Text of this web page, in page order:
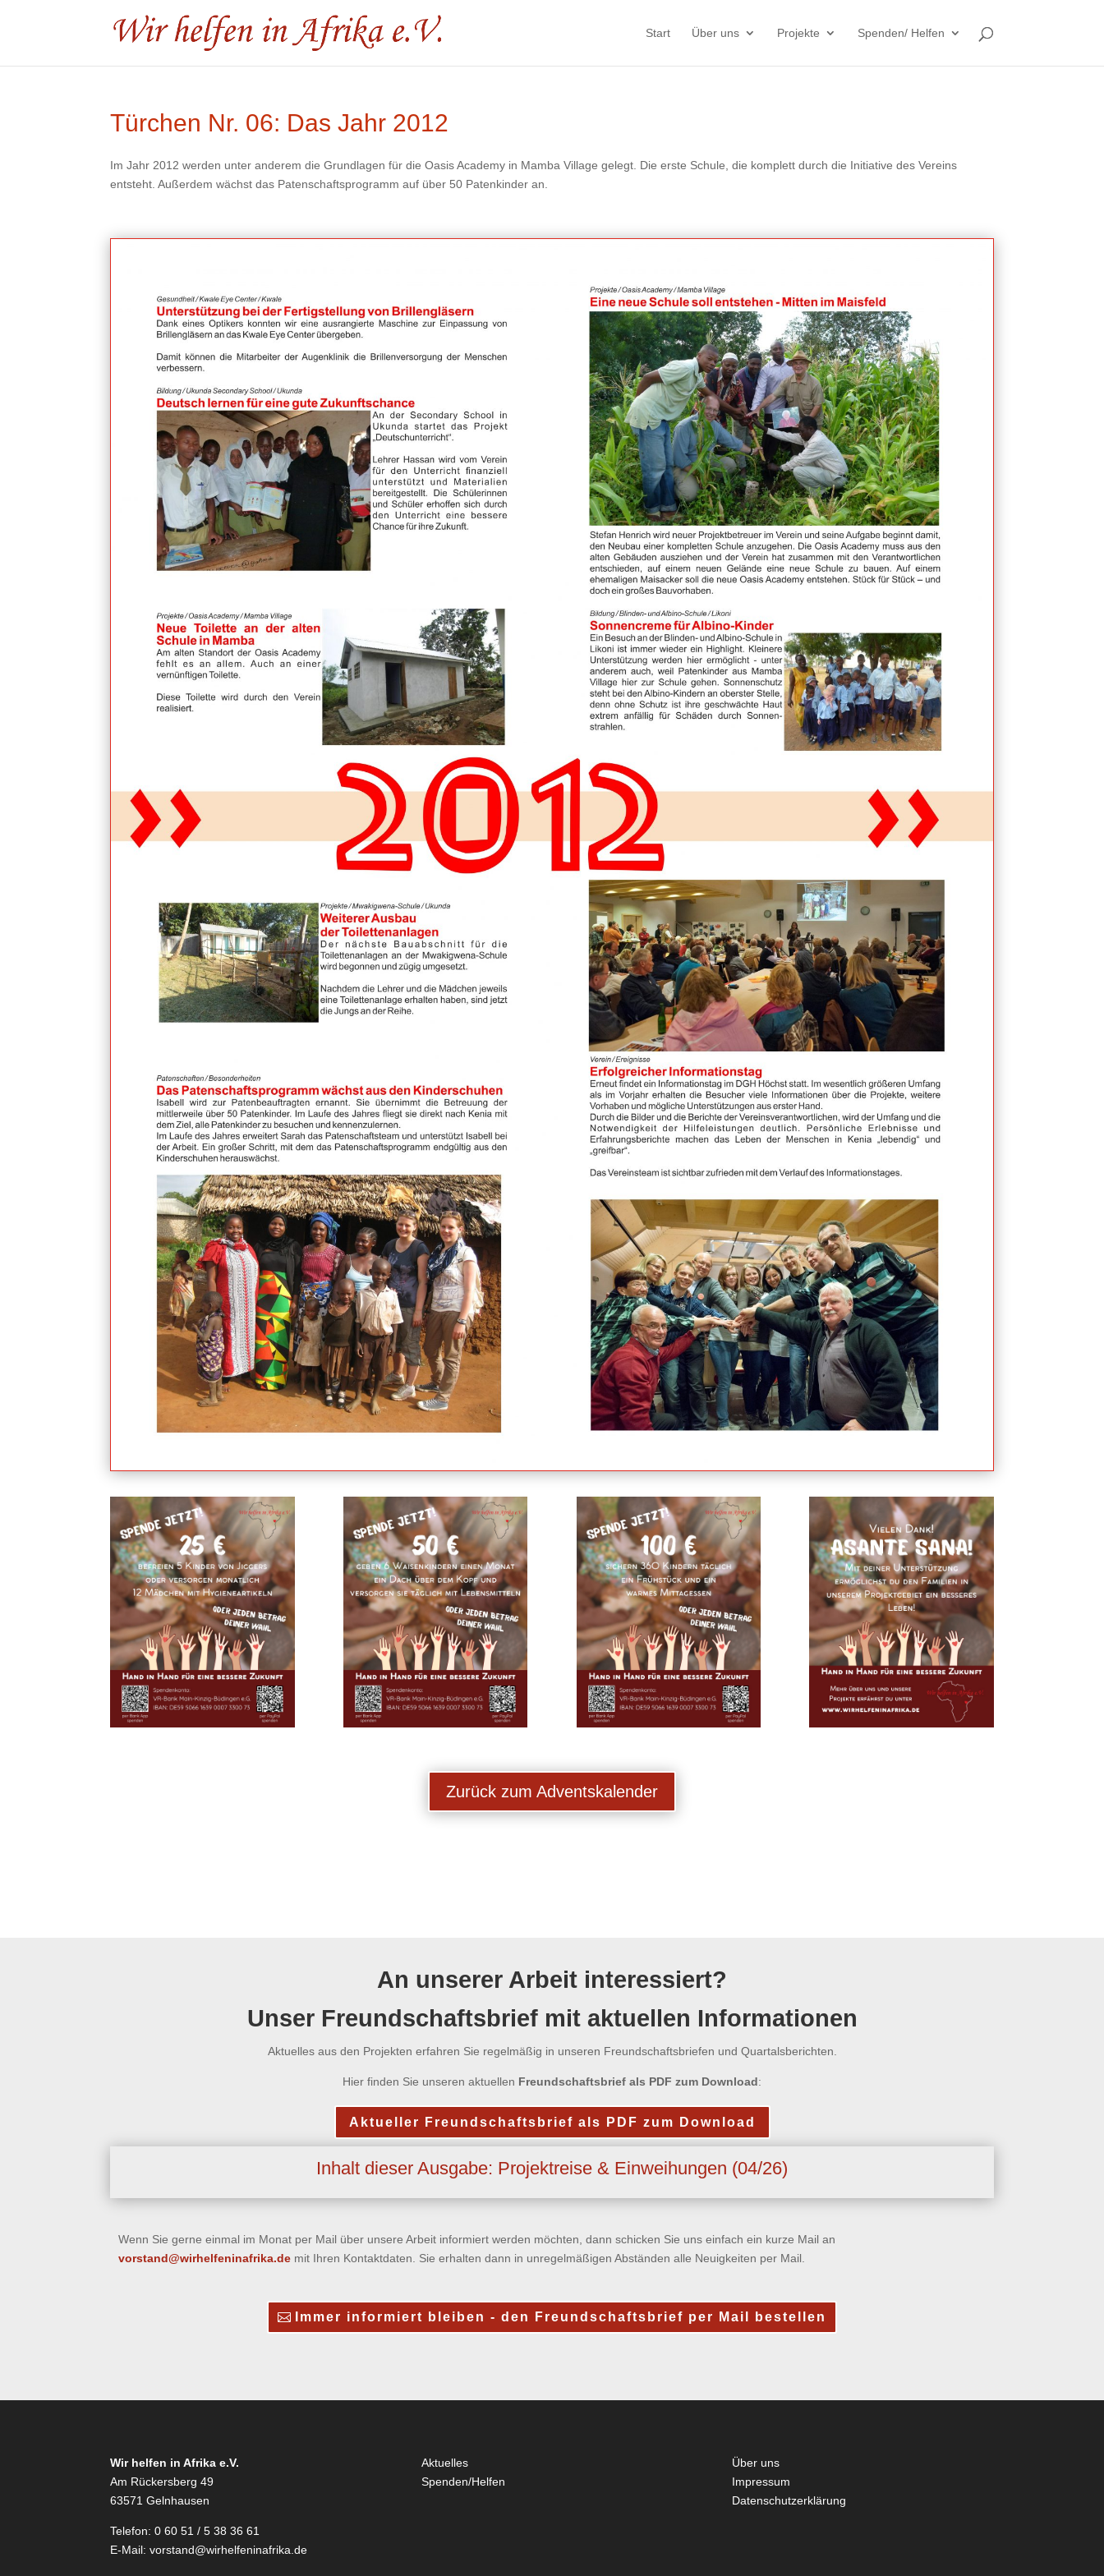
Start Über uns Projekte Spenden/ Helfen
Türchen Nr. 06: Das Jahr 2012
Im Jahr 2012 werden unter anderem die Grundlagen für die Oasis Academy in Mamba Village gelegt. Die erste Schule, die komplett durch die Initiative des Vereins
entsteht. Außerdem wächst das Patenschaftsprogramm auf über 50 Patenkinder an.
Zurück zum Adventskalender
An unserer Arbeit interessiert?
Unser Freundschaftsbrief mit aktuellen Informationen
Aktuelles aus den Projekten erfahren Sie regelmäßig in unseren Freundschaftsbriefen und Quartalsberichten.
Hier finden Sie unseren aktuellen Freundschaftsbrief als PDF zum Download:
Aktueller Freundschaftsbrief als PDF zum Download
Inhalt dieser Ausgabe: Projektreise & Einweihungen (04/26)
Wenn Sie gerne einmal im Monat per Mail über unsere Arbeit informiert werden möchten, dann schicken Sie uns einfach ein kurze Mail an
vorstand@wirhelfeninafrika.de mit Ihren Kontaktdaten. Sie erhalten dann in unregelmäßigen Abständen alle Neuigkeiten per Mail.
Immer informiert bleiben - den Freundschaftsbrief per Mail bestellen
Wir helfen in Afrika e.V.
Am Rückersberg 49
63571 Gelnhausen
Telefon: 0 60 51 / 5 38 36 61
E-Mail:vorstand@wirhelfeninafrika.de
Aktuelles
Spenden/Helfen
Über uns
Impressum
Datenschutzerklärung